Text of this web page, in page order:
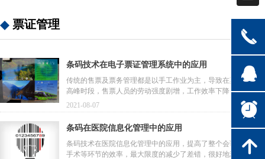
票证管理
条码技术在电子票证管理系统中的应用
传统的售票及票务管理都是以手工作业为主，导致在某些特定的
高峰时段，售票人员的劳动强度剧增，工作效率下降，而管理人
员也无法由准确的统计数据来科学合理地安排售票人员的工作，
最终的结果就是导致客户的体验感极差，用条码技术实现各种票
证的制作及自动化管理，让用户真正告别手工售票的烦琐、低效
率。
넶 166
2021-08-07
条码在医院信息化管理中的应用
条码技术在医院信息化管理中的应用，提高了整个会诊、住院、
手术等环节的效率，最大限度的减少了差错，很好地满足了病
끅
뀩
뀥
녕